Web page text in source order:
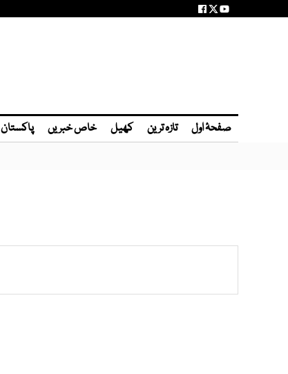
صفحۂ اول تازہ ترین کھیل خاص خبریں پاکستان